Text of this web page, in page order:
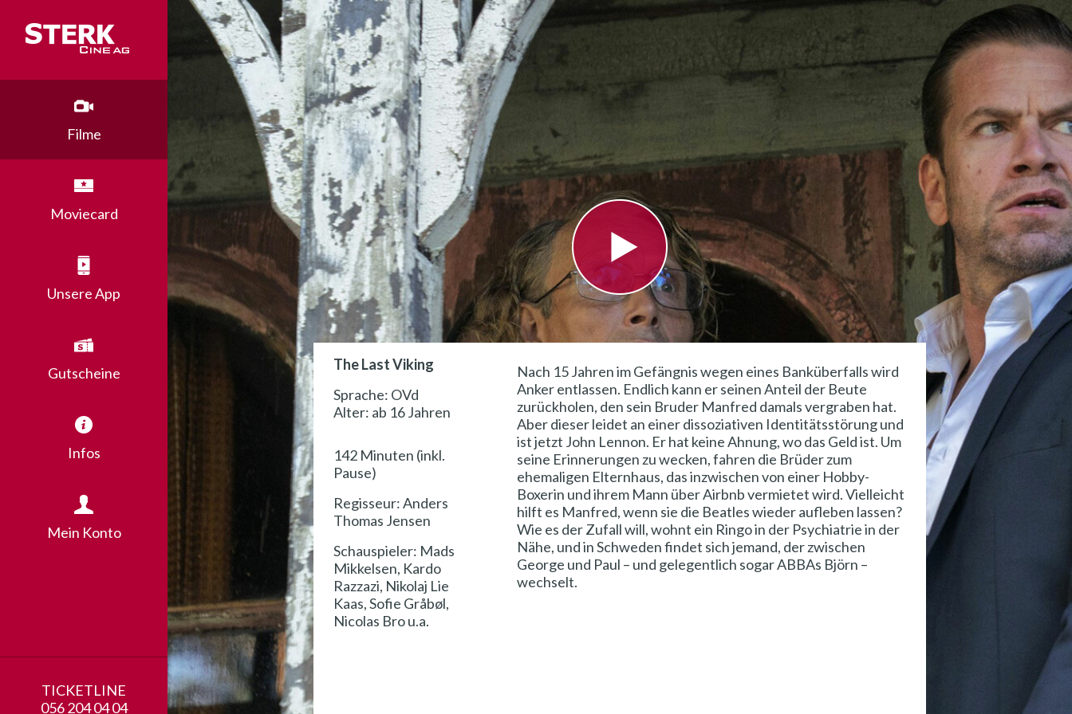
Filme
Moviecard
Unsere App
Gutscheine
Infos
Mein Konto
TICKETLINE
056 204 04 04
The Last Viking
Sprache: OVd
Alter: ab 16 Jahren
142 Minuten (inkl.
Pause)
Regisseur: Anders
Thomas Jensen
Schauspieler: Mads
Mikkelsen, Kardo
Razzazi, Nikolaj Lie
Kaas, Sofie Gråbøl,
Nicolas Bro u.a.
Nach 15 Jahren im Gefängnis wegen eines Banküberfalls wird
Anker entlassen. Endlich kann er seinen Anteil der Beute
zurückholen, den sein Bruder Manfred damals vergraben hat.
Aber dieser leidet an einer dissoziativen Identitätsstörung und
ist jetzt John Lennon. Er hat keine Ahnung, wo das Geld ist. Um
seine Erinnerungen zu wecken, fahren die Brüder zum
ehemaligen Elternhaus, das inzwischen von einer Hobby-
Boxerin und ihrem Mann über Airbnb vermietet wird. Vielleicht
hilft es Manfred, wenn sie die Beatles wieder aufleben lassen?
Wie es der Zufall will, wohnt ein Ringo in der Psychiatrie in der
Nähe, und in Schweden findet sich jemand, der zwischen
George und Paul – und gelegentlich sogar ABBAs Björn –
wechselt.